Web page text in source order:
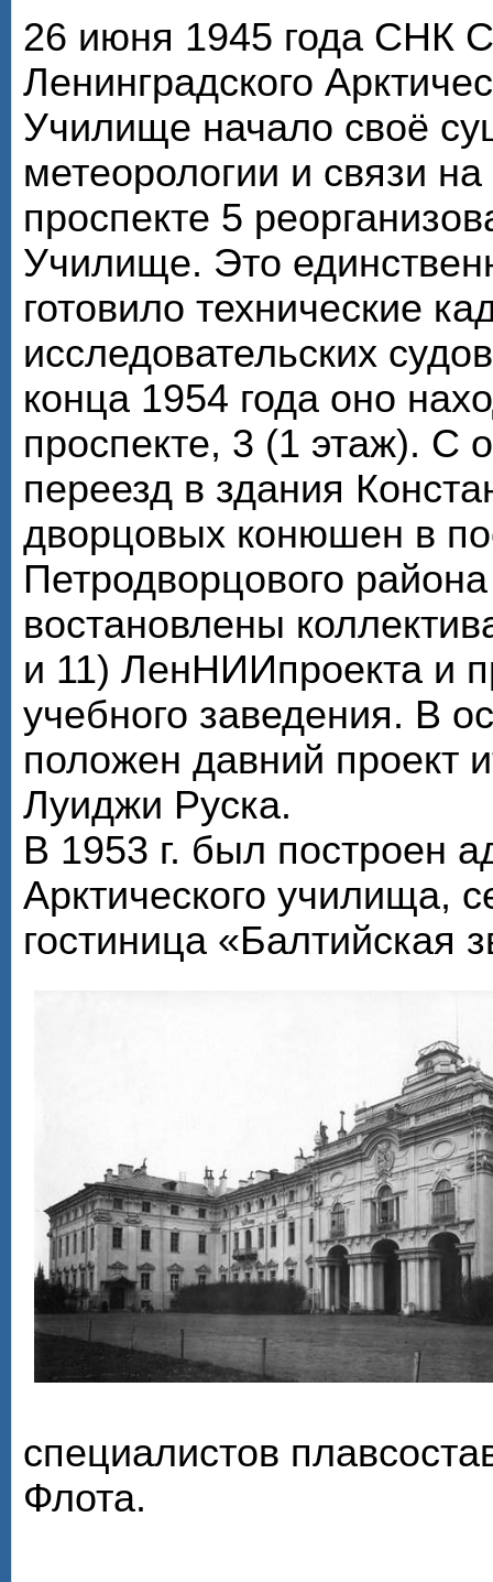
26 июня 1945 года СНК
Ленинградского
Училище начало своё
метеорологии и связи
проспекте 5
Училище. Это
готовило технические
исследовательских
конца 1954 года оно
проспекте, 3 (1 этаж). С
переезд в здания
дворцовых конюшен в
Петродворцового
востановлены
и 11) ЛенНИИпроекта и
учебного заведения. В
положен давний проект
Луиджи Руска.
В 1953 г. был построен
Арктического училища,
гостиница «Балтийская
специалистов
Флота.